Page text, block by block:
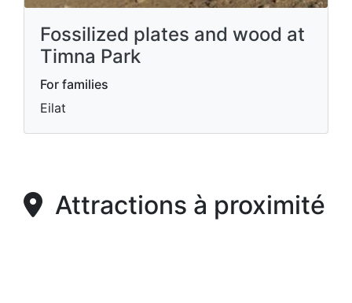
Fossilized plates and wood at
Timna Park
For families
Eilat
Attractions à proximité